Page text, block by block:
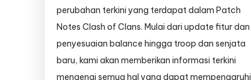
perubahan terkini yang terdapat dalam Patch
Notes Clash of Clans. Mulai dari update fitur dan
penyesuaian balance hingga troop dan senjata
baru, kami akan memberikan informasi terkini
mengenai semua hal yang dapat mempengaruhi